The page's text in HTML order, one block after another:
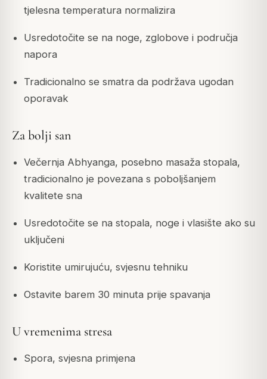
tjelesna temperatura normalizira
Usredotočite se na noge, zglobove i područja
napora
Tradicionalno se smatra da podržava ugodan
oporavak
Za bolji san
Večernja Abhyanga, posebno masaža stopala,
tradicionalno je povezana s poboljšanjem
kvalitete sna
Usredotočite se na stopala, noge i vlasište ako su
uključeni
Koristite umirujuću, svjesnu tehniku
Ostavite barem 30 minuta prije spavanja
U vremenima stresa
Spora, svjesna primjena